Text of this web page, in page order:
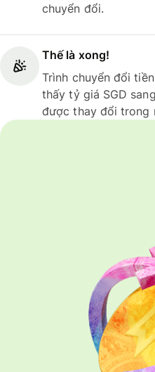
chuyển đổi.
Thế là xong!
Trình chuyển đổi
thấy tỷ giá SGD
được thay đổi trong